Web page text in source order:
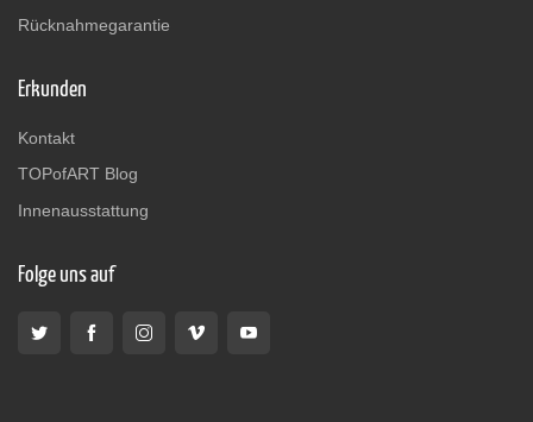
Rücknahmegarantie
Erkunden
Kontakt
TOPofART Blog
Innenausstattung
Folge uns auf